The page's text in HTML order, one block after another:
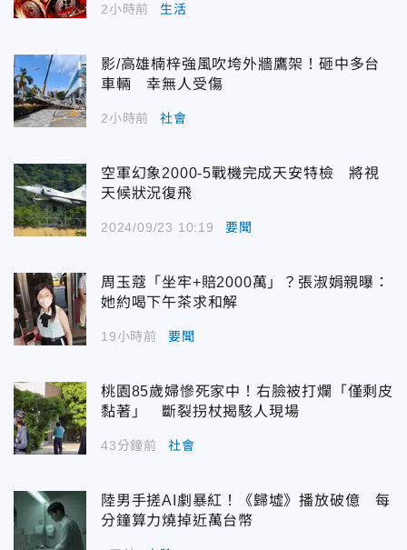
2小時前 生活
影/高雄楠梓強風吹垮外牆鷹架！砸中多台
車輛 幸無人受傷
2小時前 社會
空軍幻象2000-5戰機完成天安特檢 將視
天候狀況復飛
2024/09/23 10:19 要聞
周玉蔻「坐牢+賠2000萬」？張淑娟親曝：
她約喝下午茶求和解
19小時前 要聞
桃園85歲婦慘死家中！右臉被打爛「僅剩皮
黏著」 斷裂拐杖揭駭人現場
43分鐘前 社會
陸男手搓AI劇暴紅！《歸墟》播放破億 每
分鐘算力燒掉近萬台幣